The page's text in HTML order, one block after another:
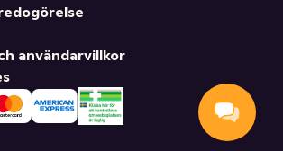
användarvillkor